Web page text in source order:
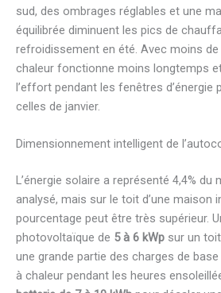
sud, des ombrages réglables et une
équilibrée diminuent les pics de
refroidissement en été. Avec moins
chaleur fonctionne moins longtemps
l’effort pendant les fenêtres d’énergie
celles de janvier.
Dimensionnement intelligent de
L’énergie solaire a représenté 4,4% du
analysé, mais sur le toit d’une maison
pourcentage peut être très supérieur.
photovoltaïque de 5 à 6 kWp sur un
une grande partie des charges de
à chaleur pendant les heures